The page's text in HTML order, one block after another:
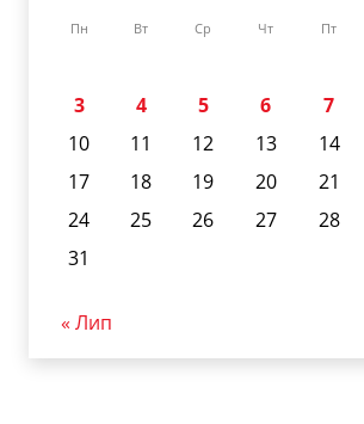
Пн Вт Ср Чт Пт
3
4 5 6 7
10
11 12 13 14
17
18 19 20 21
24
25 26 27 28
31
« Лип